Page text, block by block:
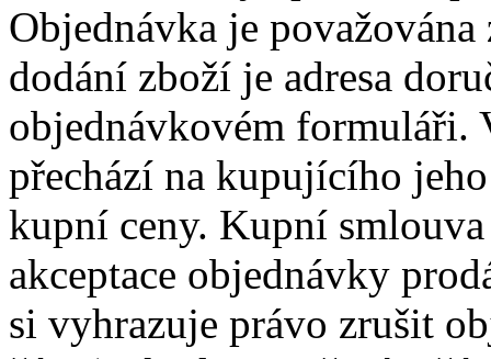
Objednávka je
dodání zboží je adresa
objednávkovém formuláři.
přechází na kupujícího
kupní ceny. Kupní
akceptace objednávky
si vyhrazuje právo zrušit